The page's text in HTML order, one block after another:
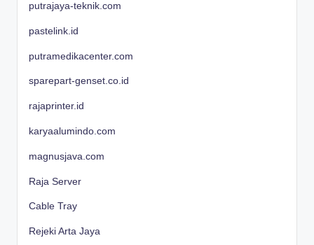
putrajaya-teknik.com
pastelink.id
putramedikacenter.com
sparepart-genset.co.id
rajaprinter.id
karyaalumindo.com
magnusjava.com
Raja Server
Cable Tray
Rejeki Arta Jaya